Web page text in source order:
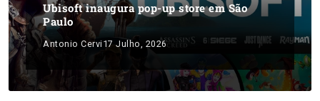
Ubisoft inaugura pop-up store em São
Paulo
Antonio Cervi 17 Julho, 2026